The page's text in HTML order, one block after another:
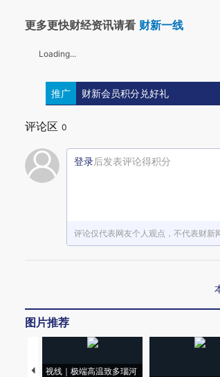
更多更快财经资讯请看 财新一线
Loading...
推广 财新会员积分兑好礼
评论区 0
登录后发表评论得积分
评论仅代表网友个人观点，不代表财新
图片推荐
视线｜极端高温致多瑙河